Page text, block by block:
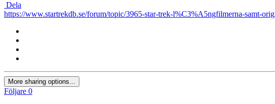
Dela
https://www.startrekdb.se/forum/topic/3965-star-trek-l%C3%A5ngfilmerna-samt-
More sharing options...
Följare 0